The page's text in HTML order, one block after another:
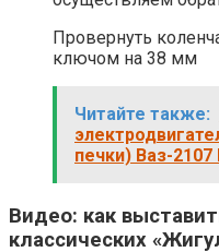
Провернуть
ключом на 38 мм
Читайте также:
печки) Ваз-2107
Видео: как
классических